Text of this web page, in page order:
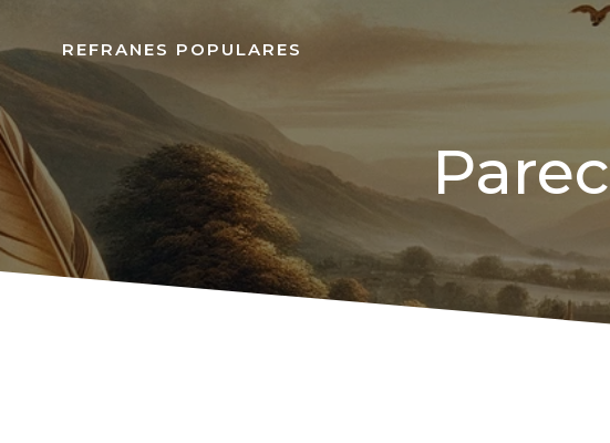
REFRANES POPULARES